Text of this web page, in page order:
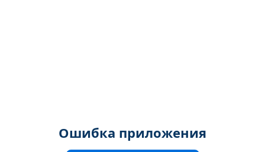
Ошибка приложения